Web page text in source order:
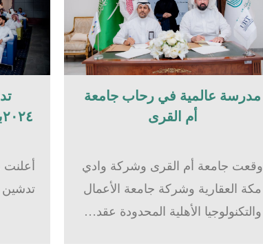
مدرسة عالمية في رحاب جامعة
أم القرى​
وقعت جامعة أم القرى وشركة وادي
مكة العقارية وشركة جامعة الأعمال
والتكنولوجيا الأهلية المحدودة عقد…
٢٠٢٤بشركة وادي مكة للاستثمار